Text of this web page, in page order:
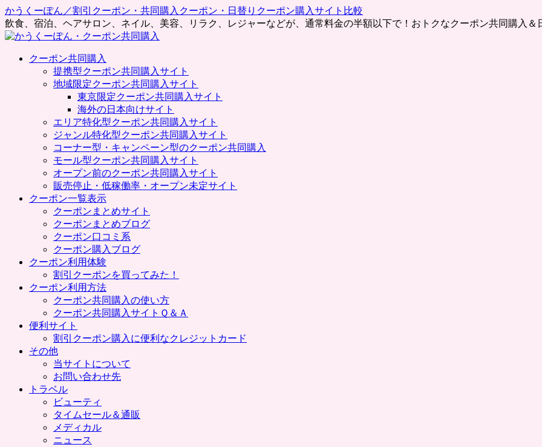
かうくーぽん／割引クーポン・共同購入クーポン・日替りクーポン購入サイト比較
飲食、宿泊、ヘアサロン、ネイル、美容、リラク、レジャーなどが、通常料金の半額以下で！おトクなクーポン共同購入
クーポン共同購入
提携型クーポン共同購入サイト
地域限定クーポン共同購入サイト
東京限定クーポン共同購入サイト
海外の日本向けサイト
エリア特化型クーポン共同購入サイト
ジャンル特化型クーポン共同購入サイト
コーナー型・キャンペーン型のクーポン共同購入
モール型クーポン共同購入サイト
オープン前のクーポン共同購入サイト
販売停止・低稼働率・オープン未定サイト
クーポン一覧表示
クーポンまとめサイト
クーポンまとめブログ
クーポン口コミ系
クーポン購入ブログ
クーポン利用体験
割引クーポンを買ってみた！
クーポン利用方法
クーポン共同購入の使い方
クーポン共同購入サイトＱ＆Ａ
便利サイト
割引クーポン購入に便利なクレジットカード
その他
当サイトについて
お問い合わせ先
トラベル
ビューティ
タイムセール＆通販
メディカル
ニュース